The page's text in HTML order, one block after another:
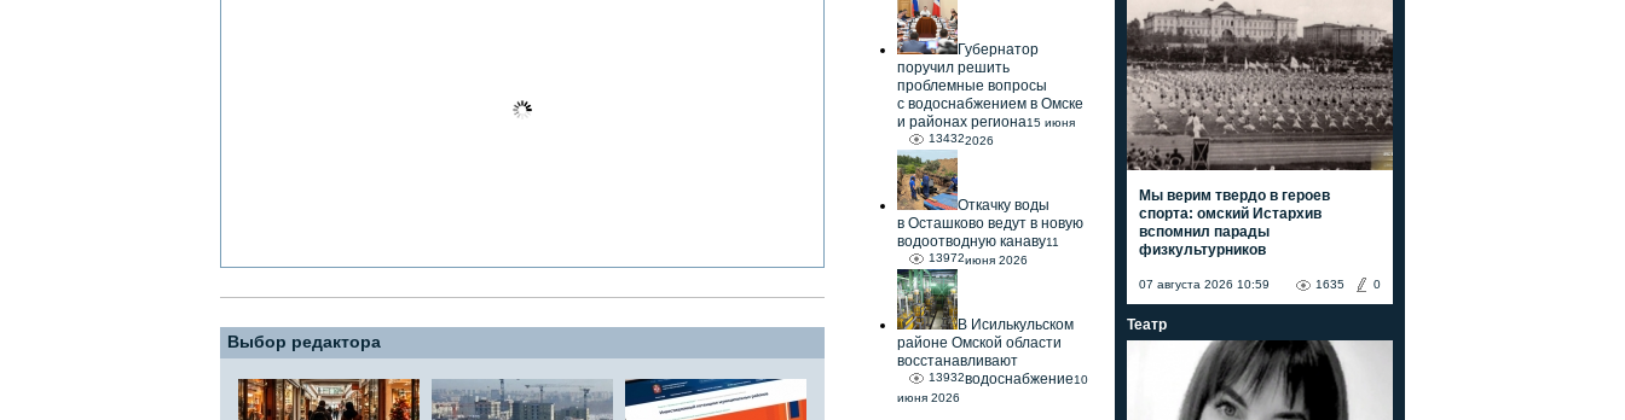
Выбор редактора
Губернатор
поручил решить
проблемные вопросы
с водоснабжением в Омске
и районах региона
13432
15 июня
2026
Откачку воды
в Осташково ведут в новую
водоотводную канаву
13972
11
июня 2026
В Исилькульском
районе Омской области
восстанавливают
водоснабжение
13932
10
июня 2026
Мы верим твердо в героев
спорта: омский Истархив
вспомнил парады
физкультурников
07 августа 2026 10:59 0
1635
Театр